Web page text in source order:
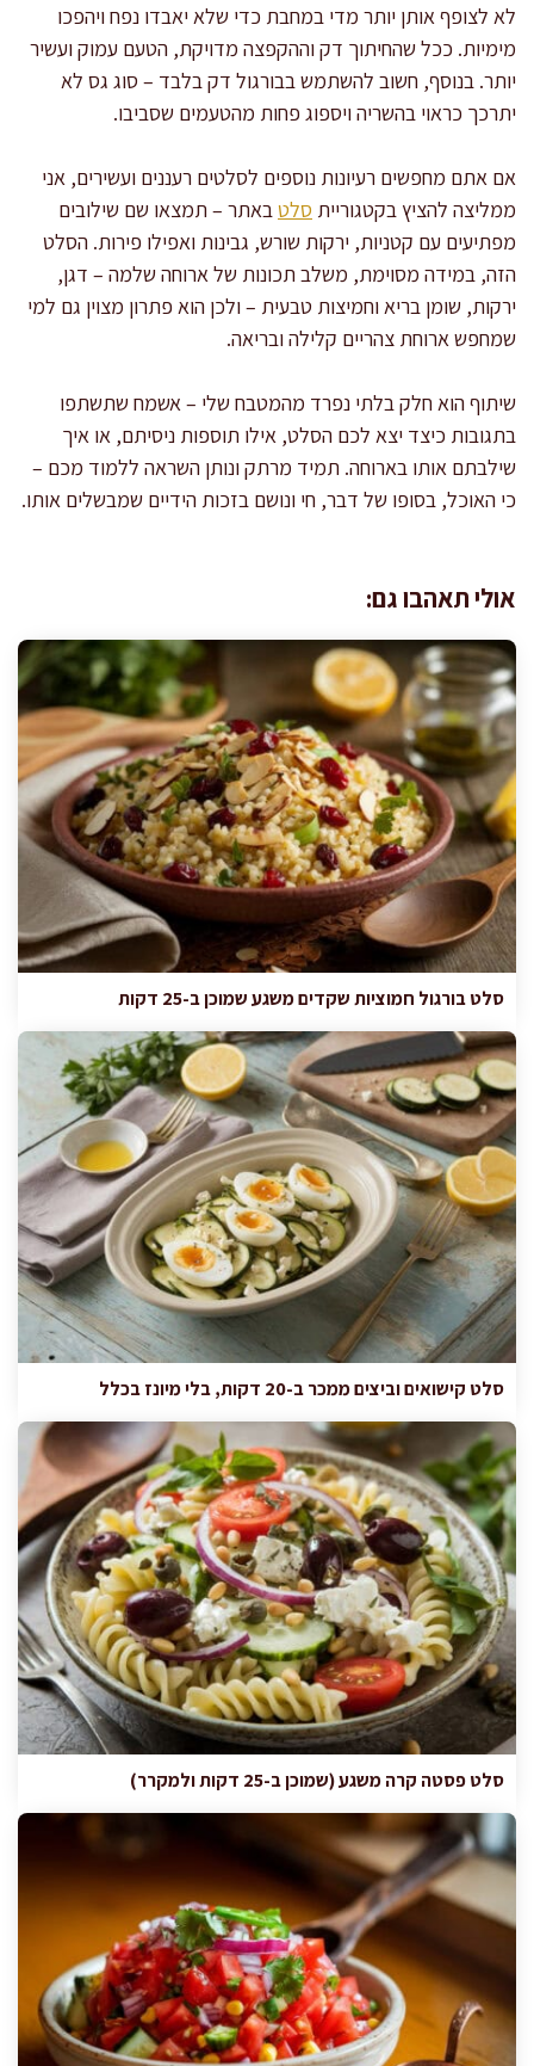
לא לצופף אותן יותר מדי במחבת כדי שלא יאבדו נפח ויהפכו
מימיות. ככל שהחיתוך דק וההקפצה מדויקת, הטעם עמוק ועשיר
יותר. בנוסף, חשוב להשתמש בבורגול דק בלבד – סוג גס לא
יתרכך כראוי בהשריה ויספוג פחות מהטעמים שסביבו.
אם אתם מחפשים רעיונות נוספים לסלטים רעננים ועשירים, אני
ממליצה להציץ בקטגוריית סלטבאתר – תמצאו שם שילובים
מפתיעים עם קטניות, ירקות שורש, גבינות ואפילו פירות. הסלט
הזה, במידה מסוימת, משלב תכונות של ארוחה שלמה – דגן,
ירקות, שומן בריא וחמיצות טבעית – ולכן הוא פתרון מצוין גם למי
שמחפש ארוחת צהריים קלילה ובריאה.
שיתוף הוא חלק בלתי נפרד מהמטבח שלי – אשמח שתשתפו
בתגובות כיצד יצא לכם הסלט, אילו תוספות ניסיתם, או איך
שילבתם אותו בארוחה. תמיד מרתק ונותן השראה ללמוד מכם –
כי האוכל, בסופו של דבר, חי ונושם בזכות הידיים שמבשלים אותו.
אולי תאהבו גם:
סלט בורגול חמוציות שקדים משגע שמוכן ב-25 דקות
סלט קישואים וביצים ממכר ב-20 דקות, בלי מיונז בכלל
סלט פסטה קרה משגע (שמוכן ב-25 דקות ולמקרר)